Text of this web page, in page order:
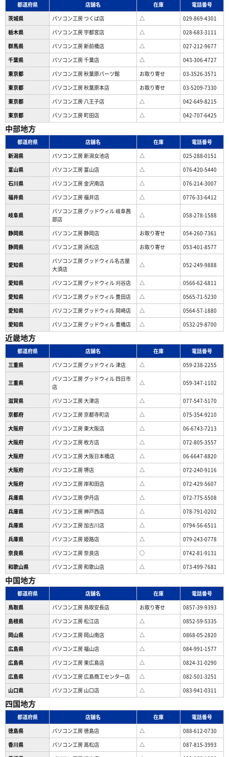
都道府県 店舗名 在庫
電話番号
茨城県
パソコン工房 つくば店 △
029-869-4301
栃木県
パソコン工房 宇都宮店 △
028-683-3111
群馬県
パソコン工房 新前橋店 △
027-212-9677
千葉県
パソコン工房 千葉店 △
043-306-4727
東京都
パソコン工房 秋葉原パーツ館 お取り寄せ
03-3526-3571
東京都
パソコン工房 秋葉原本店 お取り寄せ
03-5209-7330
東京都
パソコン工房 八王子店 △
042-649-8215
東京都
パソコン工房 町田店 △ 042-707-6425
中部地方
都道府県 店舗名 在庫
電話番号
新潟県
パソコン工房 新潟女池店 △
025-288-0151
富山県
パソコン工房 富山店 △
076-420-5440
石川県
パソコン工房 金沢南店 △
076-214-3007
福井県
パソコン工房 福井店 △ 0776-33-6412
岐阜県
パソコン工房 グッドウィル 岐阜茜
部店
△ 058-278-1588
静岡県 パソコン工房 静岡店 お取り寄せ
054-260-7361
静岡県
パソコン工房 浜松店 お取り寄せ 053-401-8577
愛知県
パソコン工房 グッドウィル名古屋
大須店
△ 052-249-9888
愛知県 パソコン工房 グッドウィル 刈谷店 △
0566-62-6811
愛知県
パソコン工房 グッドウィル 豊田店 △
0565-71-5230
愛知県
パソコン工房 グッドウィル 岡崎店 △
0564-57-1880
愛知県
パソコン工房 グッドウィル 豊橋店 △ 0532-29-8700
近畿地方
都道府県 店舗名 在庫
電話番号
三重県
パソコン工房 グッドウィル 津店 △ 059-238-2255
三重県
パソコン工房 グッドウィル 四日市
店
△ 059-347-1102
滋賀県 パソコン工房 大津店 △
077-547-5170
京都府
パソコン工房 京都寺町店 △
075-354-9210
大阪府
パソコン工房 東大阪店 △
06-6743-7213
大阪府
パソコン工房 枚方店 △
072-805-3557
大阪府
パソコン工房 大阪日本橋店 △
06-6647-8820
大阪府
パソコン工房 堺店 △
072-240-9116
大阪府
パソコン工房 岸和田店 △
072-429-5607
兵庫県
パソコン工房 伊丹店 △
072-775-5508
兵庫県
パソコン工房 神戸西店 △
078-791-0202
兵庫県
パソコン工房 加古川店 △
0794-56-6511
兵庫県
パソコン工房 姫路店 △
079-243-0778
奈良県
パソコン工房 奈良店 ○
0742-81-9131
和歌山県
パソコン工房 和歌山店 △ 073-499-7681
中国地方
都道府県 店舗名 在庫
電話番号
鳥取県
パソコン工房 鳥取安長店 お取り寄せ
0857-39-9393
島根県
パソコン工房 松江店 △
0852-59-5335
岡山県
パソコン工房 岡山南店 △
0868-05-2820
広島県
パソコン工房 福山店 △
084-991-1577
広島県
パソコン工房 東広島店 △
0824-31-0290
広島県
パソコン工房 広島商工センター店 △
082-501-3251
山口県
パソコン工房 山口店 △ 083-941-0311
四国地方
都道府県 店舗名 在庫
電話番号
徳島県
パソコン工房 徳島店 △
088-612-0730
香川県
パソコン工房 高松店 △
087-815-3993